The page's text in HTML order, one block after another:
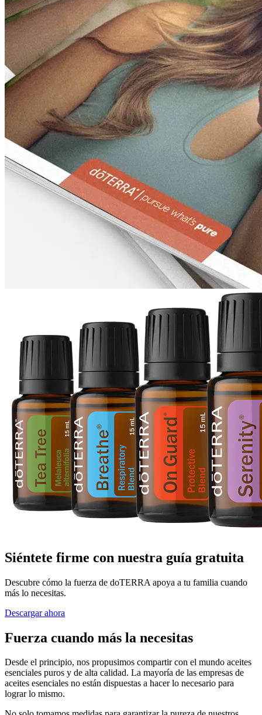
Siéntete firme con nuestra guía gratuita
Descubre cómo la fuerza de doTERRA apoya a tu familia cuando
más lo necesitas.
Descargar ahora
Fuerza cuando más la necesitas
Desde el principio, nos propusimos compartir con el mundo aceites
esenciales puros y de alta calidad. La mayoría de las empresas de
aceites esenciales no están dispuestas a hacer lo necesario para
lograr lo mismo.